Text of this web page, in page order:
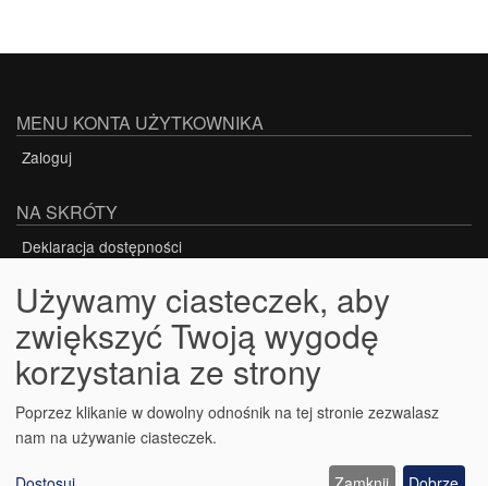
MENU KONTA UŻYTKOWNIKA
Zaloguj
NA SKRÓTY
Deklaracja dostępności
Projekt nr POWR.03.05.00-00-Z117/17-00
PROJEKT WSPÓŁFINANSOWANY ZE ŚRODKÓW
UNII EUROPEJSKIEJ W RAMACH EUROPEJSKIEGO
FUNDUSZU SPOŁECZNEGO
Używamy ciasteczek, aby
zwiększyć Twoją wygodę
korzystania ze strony
Poprzez klikanie w dowolny odnośnik na tej stronie zezwalasz
nam na używanie ciasteczek.